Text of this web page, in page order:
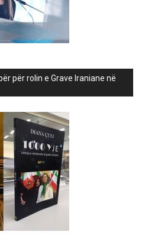
për rolin e Grave Iraniane në